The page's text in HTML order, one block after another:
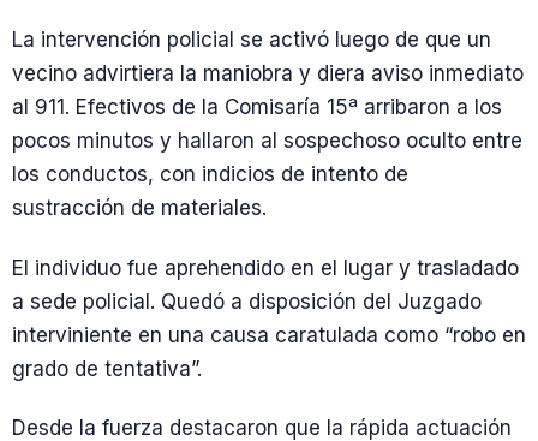
La intervención policial se activó luego de que un
vecino advirtiera la maniobra y diera aviso inmediato
al 911. Efectivos de la Comisaría 15ª arribaron a los
pocos minutos y hallaron al sospechoso oculto entre
los conductos, con indicios de intento de
sustracción de materiales.
El individuo fue aprehendido en el lugar y trasladado
a sede policial. Quedó a disposición del Juzgado
interviniente en una causa caratulada como “robo en
grado de tentativa”.
Desde la fuerza destacaron que la rápida actuación